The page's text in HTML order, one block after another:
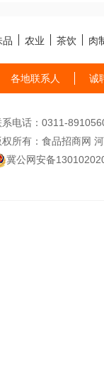
农业 茶饮 肉
各地联系人 诚
系电话：0311-
权所有：食品招商网
冀公网安备